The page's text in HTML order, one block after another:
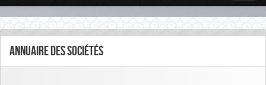
Annuaire des sociétés